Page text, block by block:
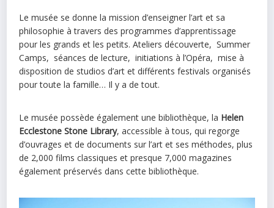
Le musée se donne la mission d’enseigner l’art et sa
philosophie à travers des programmes d’apprentissage
pour les grands et les petits. Ateliers découverte, Summer
Camps, séances de lecture, initiations à l’Opéra, mise à
disposition de studios d’art et différents festivals organisés
pour toute la famille… Il y a de tout.
Le musée possède également une bibliothèque, la Helen
Ecclestone Stone Library, accessible à tous, qui regorge
d’ouvrages et de documents sur l’art et ses méthodes, plus
de 2,000 films classiques et presque 7,000 magazines
également préservés dans cette bibliothèque.